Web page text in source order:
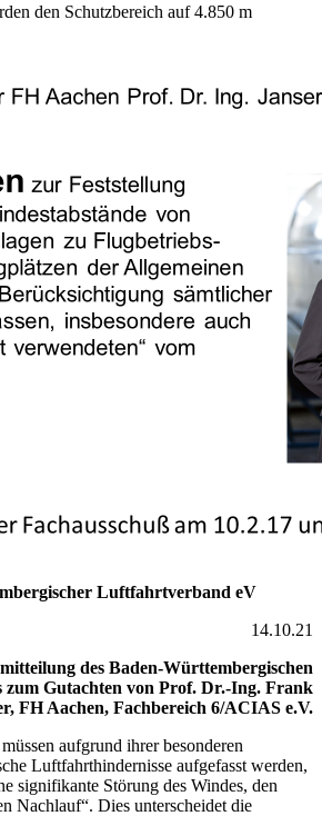
den Schutzbereich auf 4.850 m
Luftfahrtverband eV
14.10.21
des Baden-Württembergischen
Gutachten von Prof. Dr.-Ing. Frank
FH Aachen, Fachbereich 6/ACIAS e.V.
aufgrund ihrer besonderen
Luftfahrthindernisse aufgefasst werden,
signifikante Störung des Windes, den
Nachlauf“. Dies unterscheidet die